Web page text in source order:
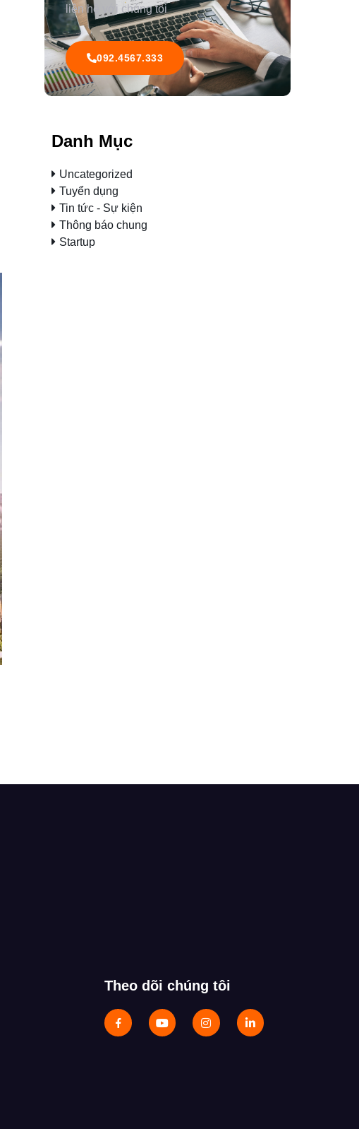
liên hệ với chúng tôi
092.4567.333
Danh Mục
Uncategorized
Tuyển dụng
Tin tức - Sự kiện
Thông báo chung
Startup
Theo dõi chúng tôi